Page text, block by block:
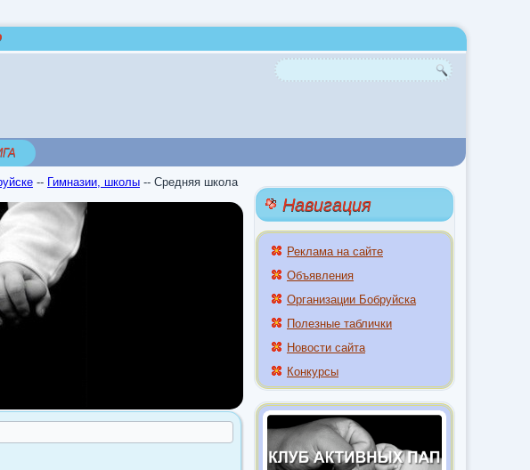
-- Гимназии, школы -- Средняя школа
Навигация
Реклама на сайте
Объявления
Организации Бобруйска
Полезные таблички
Новости сайта
Конкурсы